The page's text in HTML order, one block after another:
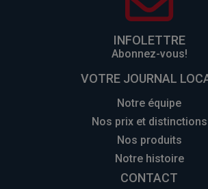
INFOLETTRE
Abonnez-vous!
VOTRE JOURNAL
Notre équipe
Nos prix et distinctions
Nos produits
Notre histoire
CONTACT